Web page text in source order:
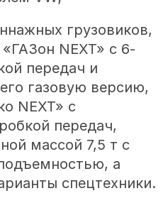
грузовиков,
NEXT» с 6-
передач и
газовую версию,
NEXT» с
передач,
массой 7,5 т с
а
спецтехники.